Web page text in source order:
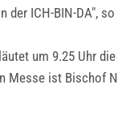
der ICH-BIN-DA",
um 9.25 Uhr
Messe ist Bischof